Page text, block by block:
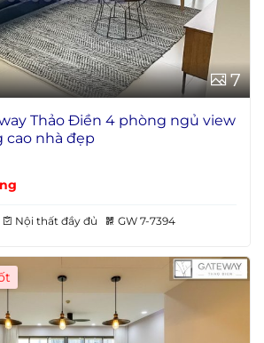
7
Thảo Điền 4 phòng ngủ view
cao nhà đẹp
Nội thất đầy đủ GW 7-7394